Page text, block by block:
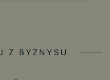
Z BYZNYSU